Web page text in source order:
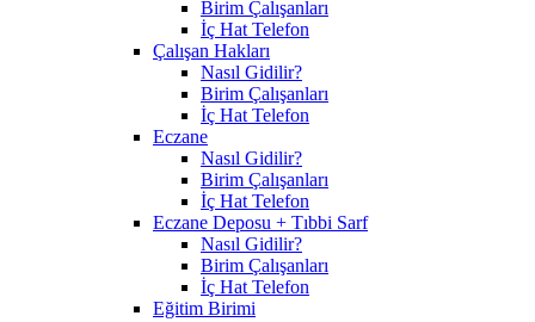
Birim Çalışanları
İç Hat Telefon
Çalışan Hakları
Nasıl Gidilir?
Birim Çalışanları
İç Hat Telefon
Eczane
Nasıl Gidilir?
Birim Çalışanları
İç Hat Telefon
Eczane Deposu + Tıbbi Sarf
Nasıl Gidilir?
Birim Çalışanları
İç Hat Telefon
Eğitim Birimi